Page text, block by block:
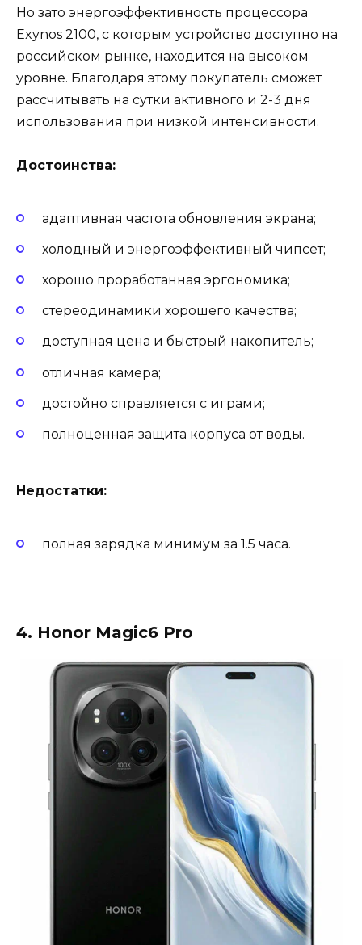
Но зато энергоэффективность процессора
Exynos 2100, с которым устройство доступно на
российском рынке, находится на высоком
уровне. Благодаря этому покупатель сможет
рассчитывать на сутки активного и 2-3 дня
использования при низкой интенсивности.
Достоинства:
адаптивная частота обновления экрана;
холодный и энергоэффективный чипсет;
хорошо проработанная эргономика;
стереодинамики хорошего качества;
доступная цена и быстрый накопитель;
отличная камера;
достойно справляется с играми;
полноценная защита корпуса от воды.
Недостатки:
полная зарядка минимум за 1.5 часа.
4. Honor Magic6 Pro